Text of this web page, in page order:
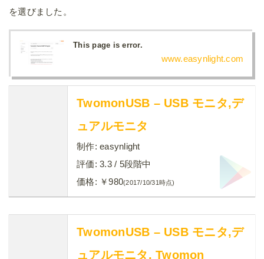
を選びました。
This page is error.
www.easynlight.com
TwomonUSB – USB モニタ,デ
ュアルモニタ
制作: easynlight
評価: 3.3/ 5段階中
価格: ￥980(2017/10/31時点)
TwomonUSB – USB モニタ,デ
ュアルモニタ, Twomon